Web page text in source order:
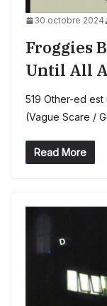
30 octobre 2024
Froggies
Until All
519 Other-ed
(Vague Scare /
Read More